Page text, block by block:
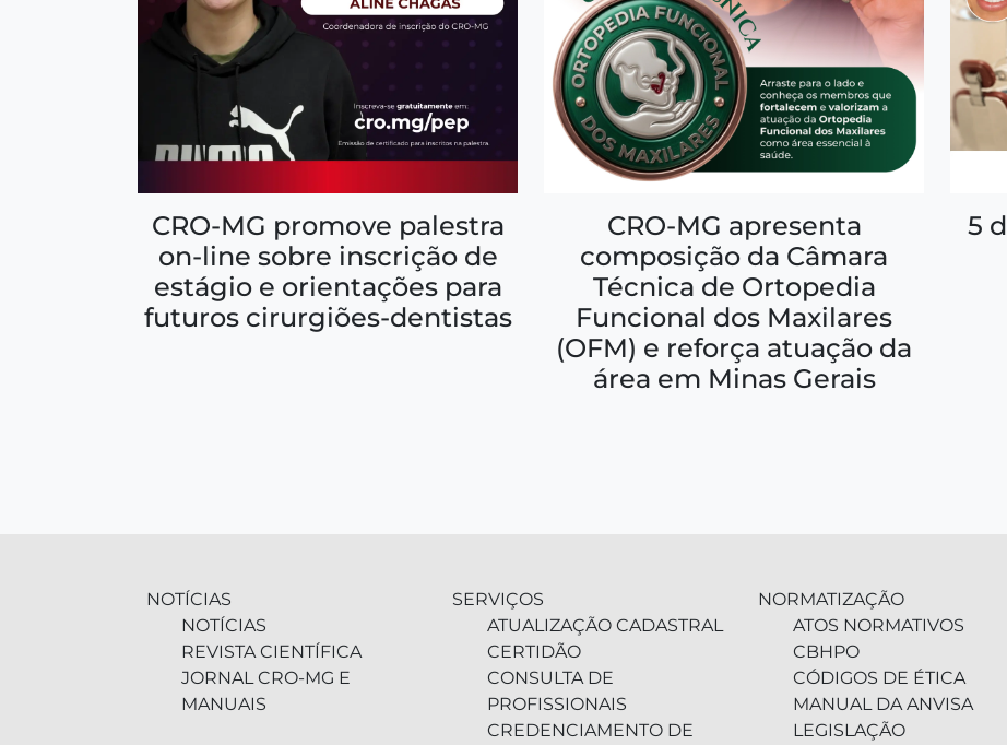
CRO-MG promove palestra
on-line sobre inscrição de
estágio e orientações para
futuros cirurgiões-dentistas
CRO-MG apresenta
composição da Câmara
Técnica de Ortopedia
Funcional dos Maxilares
(OFM) e reforça atuação da
área em Minas Gerais
5
NOTÍCIAS
NOTÍCIAS
REVISTA CIENTÍFICA
JORNAL CRO-MG E
MANUAIS
SERVIÇOS
ATUALIZAÇÃO CADASTRAL
CERTIDÃO
CONSULTA DE
PROFISSIONAIS
CREDENCIAMENTO DE
NORMATIZAÇÃO
ATOS NORMATIVOS
CBHPO
CÓDIGOS DE ÉTICA
MANUAL DA ANVISA
LEGISLAÇÃO